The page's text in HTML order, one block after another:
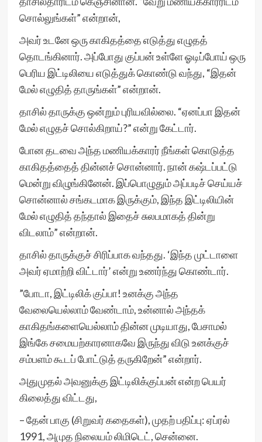
சொல்லுங்கள்” என்றான்,
⁠அவர் உடனே ஒரு காகிதத்தை எடுத்து எழுதத்
தொடங்கினார். அப்போது குப்பன் உள்ளே ஓடிப்போய் ஒரு
பெரிய இட்டிலியை எடுத்துக் கொண்டு வந்து, “இதன்
மேல் எழுதித் தாருங்கள்” என்றான்.
⁠தாசில் தாருக்கு ஒன்றும் புரியவில்லை. “ஏனப்பா இதன்
மேல் எழுதச் சொல்கிறாய்?” என்று கேட்டார்.
⁠போன தடவை அந்த மணியக்காரர் நீங்கள் கொடுத்த
காகிதத்தைத் தின்னச் சொன்னார். நான் கஷ்டப்பட்டு
மென்று விழுங்கினேன். இப்பொழுதும் அப்படிச் செய்யச்
சொன்னால் சங்கடமாக இருக்கும், இந்த இட்டிலியின்
மேல் எழுதித் தந்தால் இதைச் சுலபமாகத் தின்று
விடலாம்” என்றான்.
⁠தாசில் தாருக்குச் சிரிப்பாக வந்தது. ‘இந்த முட்டாளை
அவர் ஏமாற்றி விட்டார்’ என்று உணர்ந்து கொண்டார்.
⁠”போடா, இட்டிலிக் குப்பா! உனக்கு அந்த
வேலையெல்லாம் வேண்டாம், உன்னால் அந்தக்
காகிதங்களையெல்லாம் தின்ன முடியாது, பேசாமல்
இங்கே சமையற்காரனாகவே இருந்து விடு உனக்குச்
சம்பளம் கூடப் போட்டுத் தருகிறேன்” என்றார்.
⁠அதுமுதல் அவனுக்கு இட்டிலிக்குப்பன் என்ற பெயர்
கிலைத்து விட்டது,
– தேன் பாகு (சிறுவர் கதைகள்), முதற் பதிப்பு: ஏப்ரல்
1991, அமுத நிலையம் லிமிடெட், சென்னை.